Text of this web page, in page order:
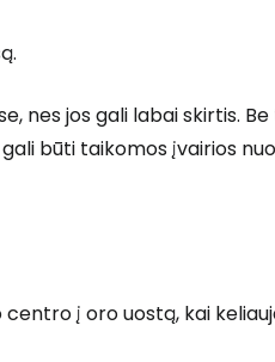
nes jos gali labai skirtis. Be
būti taikomos įvairios
į oro uostą, kai
Cestee